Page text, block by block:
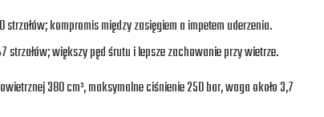
kompromis między zasięgiem a impetem uderzenia.
większy pęd śrutu i lepsze zachowanie przy wietrze.
380 cm³, maksymalne ciśnienie 250 bar, waga około 3,7